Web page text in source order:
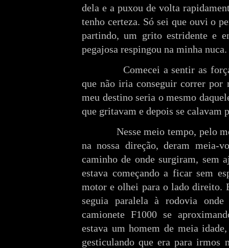
dela e a puxou de volta
tenho certeza. Só sei que ouvi o
partindo, um grito estridente e
pegajosa respingou na minha nuca.
Comecei a sentir as forças
que não iria conseguir correr por
meu destino seria o mesmo
que gritavam e depois se calavam
Nesse meio tempo, pelo
na nossa direção, deram meia-
caminho de onde surgiram, sem
estava começando a ficar sem
motor e olhei para o lado direito.
seguia paralela à rodovia
camionete F1000 se
estava um homem de meia
gesticulando que era para irmos